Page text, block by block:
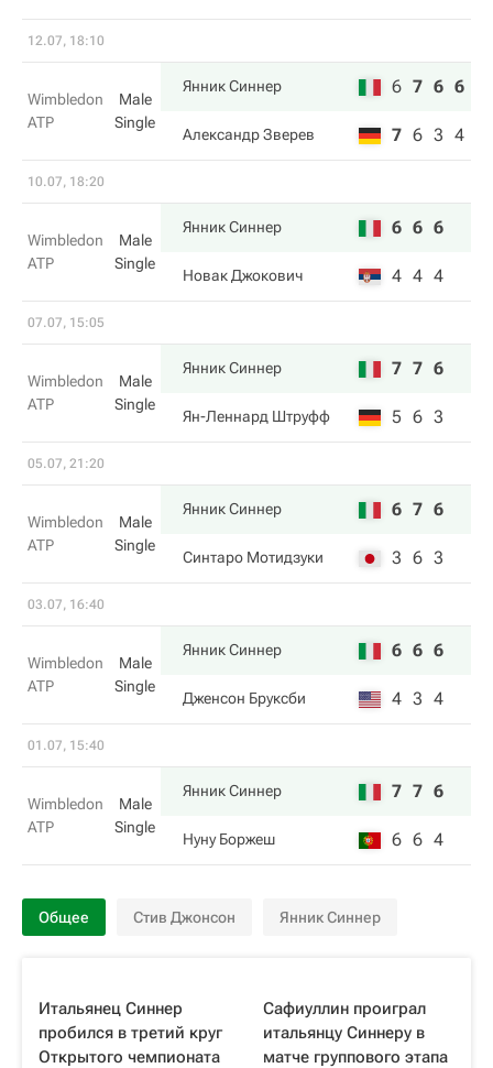
12.07, 18:10
Wimbledon
ATP
Male
Single
Янник Синнер 6 7 6 6
Александр Зверев 7 6 3 4
10.07, 18:20
Wimbledon
ATP
Male
Single
Янник Синнер 6 6 6
Новак Джокович 4 4 4
07.07, 15:05
Wimbledon
ATP
Male
Single
Янник Синнер 7 7 6
Ян-Леннард Штруфф 5 6 3
05.07, 21:20
Wimbledon
ATP
Male
Single
Янник Синнер 6 7 6
Синтаро Мотидзуки 3 6 3
03.07, 16:40
Wimbledon
ATP
Male
Single
Янник Синнер 6 6 6
Дженсон Бруксби 4 3 4
01.07, 15:40
Wimbledon
ATP
Male
Single
Янник Синнер 7 7 6
Нуну Боржеш 6 6 4
Общее Стив Джонсон Янник Синнер
Итальянец Синнер
пробился в третий круг
Открытого чемпионата
Сафиуллин проиграл
итальянцу Синнеру в
матче группового этапа